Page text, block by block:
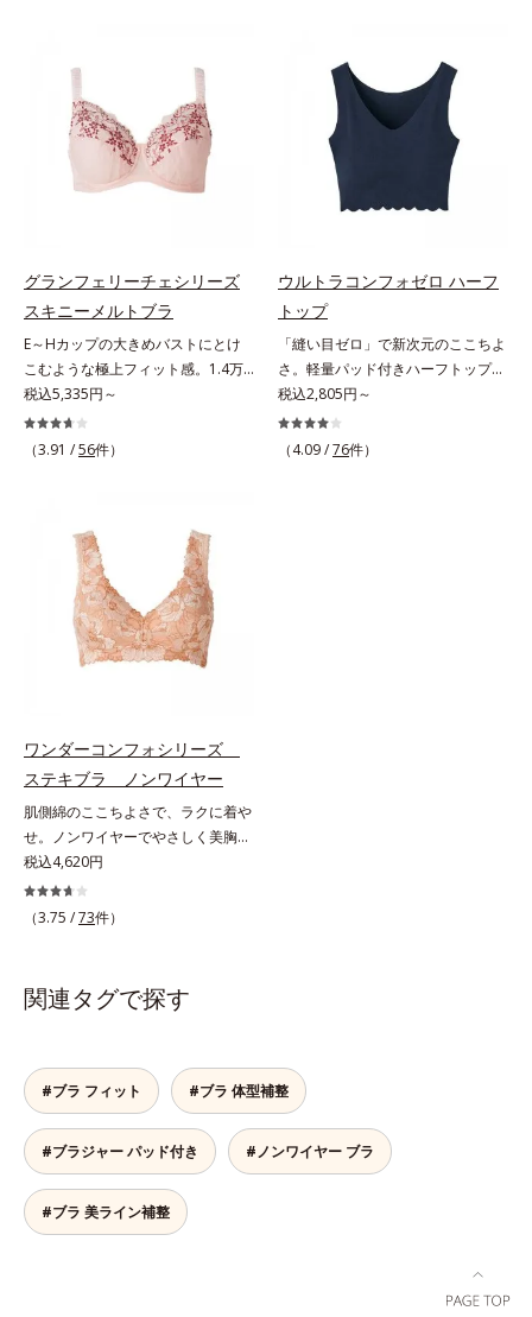
グランフェリーチェシリーズ
スキニーメルトブラ
E～Hカップの大きめバストにとけ
こむような極上フィット感。1.4万
件＊のお悩みを聞き、8,000人のお
客様と開発「私には合うブラがな
い…」と秘かに苦しむグラマーさん
それを徹底分析して設計しました。
＊オルビスWeb「キクラボ」でのア
ンケート結果（2018年5月時点）大
きめバストに極楽フィット＆スッキ
リ細見せグラマーさんのための特殊
設計を行っています。大きめバスト
細く見せます。E65～H85まで、17
種類のサイズをご用意多くのグラマ
ーさんに対応すべく、幅広く細かな
サイズ展開を行いました。
税込5,335円～
（3.91 /56件）
ウルトラコンフォゼロ ハーフ
トップ
「縫い目ゼロ」で新次元のここちよ
さ。軽量パッド付きハーフトップ。
究極の解放感で、自然な美胸を演出
するハーフトップこの感覚、ほかに
ない。究極のストレスフリー感！綿
税込2,805円～
（4.09 /76件）
ワンダーコンフォシリーズ
ステキブラ ノンワイヤー
肌側綿のここちよさで、ラクに着や
せ。ノンワイヤーでやさしく美胸
に！。締めつけないで、着やせする
「これが補整下着なの？」と驚くほ
どのやさしさで、美しいラインへ。
シリーズ」。肌側は高級スーピマ綿
を使用し、しなやかでやわらかな肌
エットへと導きます。美しいバスト
ラインへノンワイヤーでやさしく美
胸をメイクするブラです。幅広のス
トラップで肩への負担がなく、一日
中ラクラク。立体パターンと面で持
ち上げる設計で、美しいバストライ
ンに整えます。脇も背中もすっきり
税込4,620円
（3.75 /73件）
関連タグで探す
#ブラ フィット #ブラ 体型補整
#ブラジャー パッド付き #ノンワイヤー ブラ
#ブラ 美ライン補整